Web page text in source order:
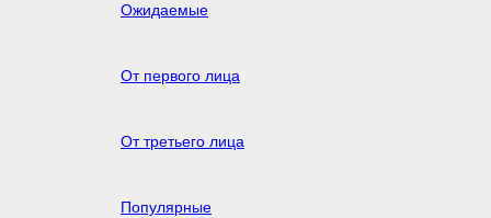
Ожидаемые
От первого лица
От третьего лица
Популярные